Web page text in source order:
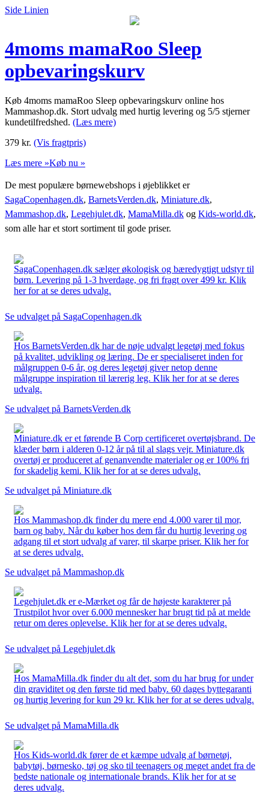
Side Linien
4moms mamaRoo Sleep
opbevaringskurv
Køb 4moms mamaRoo Sleep opbevaringskurv online hos
Mammashop.dk. Stort udvalg med hurtig levering og 5/5 stjerner
kundetilfredshed. (Læs mere)
379 kr. (Vis fragtpris)
Læs mere »Køb nu »
De mest populære børnewebshops i øjeblikket er
SagaCopenhagen.dk, BarnetsVerden.dk, Miniature.dk,
Mammashop.dk, Legehjulet.dk, MamaMilla.dk og Kids-world.dk,
som alle har et stort sortiment til gode priser.
SagaCopenhagen.dk sælger økologisk og bæredygtigt udstyr til
børn. Levering på 1-3 hverdage, og fri fragt over 499 kr. Klik
her for at se deres udvalg.
Se udvalget på SagaCopenhagen.dk
Hos BarnetsVerden.dk har de nøje udvalgt legetøj med fokus
på kvalitet, udvikling og læring. De er specialiseret inden for
målgruppen 0-6 år, og deres legetøj giver netop denne
målgruppe inspiration til lærerig leg. Klik her for at se deres
udvalg.
Se udvalget på BarnetsVerden.dk
Miniature.dk er et førende B Corp certificeret overtøjsbrand. De
klæder børn i alderen 0-12 år på til al slags vejr. Miniature.dk
overtøj er produceret af genanvendte materialer og er 100% fri
for skadelig kemi. Klik her for at se deres udvalg.
Se udvalget på Miniature.dk
Hos Mammashop.dk finder du mere end 4.000 varer til mor,
barn og baby. Når du køber hos dem får du hurtig levering og
adgang til et stort udvalg af varer, til skarpe priser. Klik her for
at se deres udvalg.
Se udvalget på Mammashop.dk
Legehjulet.dk er e-Mærket og får de højeste karakterer på
Trustpilot hvor over 6.000 mennesker har brugt tid på at melde
retur om deres oplevelse. Klik her for at se deres udvalg.
Se udvalget på Legehjulet.dk
Hos MamaMilla.dk finder du alt det, som du har brug for under
din graviditet og den første tid med baby. 60 dages byttegaranti
og hurtig levering for kun 29 kr. Klik her for at se deres udvalg.
Se udvalget på MamaMilla.dk
Hos Kids-world.dk fører de et kæmpe udvalg af børnetøj,
babytøj, børnesko, tøj og sko til teenagers og meget andet fra de
bedste nationale og internationale brands. Klik her for at se
deres udvalg.